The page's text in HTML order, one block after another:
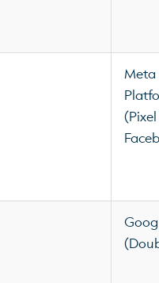
Meta